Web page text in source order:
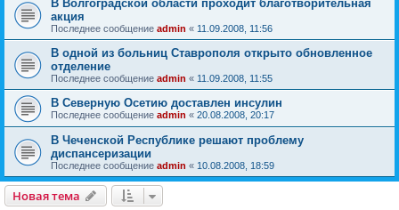
В Волгоградской области проходит благотворительная
акция
Последнее сообщение admin « 11.09.2008, 11:56
В одной из больниц Ставрополя открыто обновленное
отделение
Последнее сообщение admin « 11.09.2008, 11:55
В Северную Осетию доставлен инсулин
Последнее сообщение admin « 20.08.2008, 20:17
В Чеченской Республике решают проблему
диспансеризации
Последнее сообщение admin « 10.08.2008, 18:59
Новая тема